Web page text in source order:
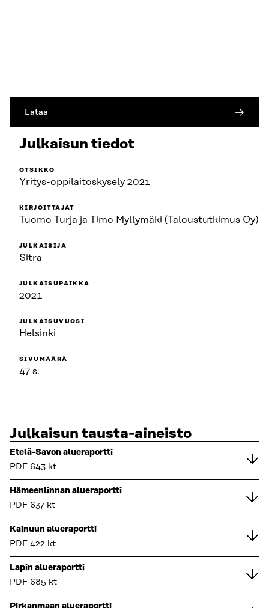
Lataa
Julkaisun tiedot
OTSIKKO
Yritys-oppilaitoskysely 2021
KIRJOITTAJAT
Tuomo Turja ja Timo Myllymäki (Taloustutkimus Oy)
JULKAISIJA
Sitra
JULKAISUPAIKKA
2021
JULKAISUVUOSI
Helsinki
SIVUMÄÄRÄ
47 s.
Julkaisun tausta-aineisto
Etelä-Savon alueraportti
PDF 643 kt
Hämeenlinnan alueraportti
PDF 637 kt
Kainuun alueraportti
PDF 422 kt
Lapin alueraportti
PDF 685 kt